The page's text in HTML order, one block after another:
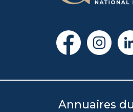
Annuaires